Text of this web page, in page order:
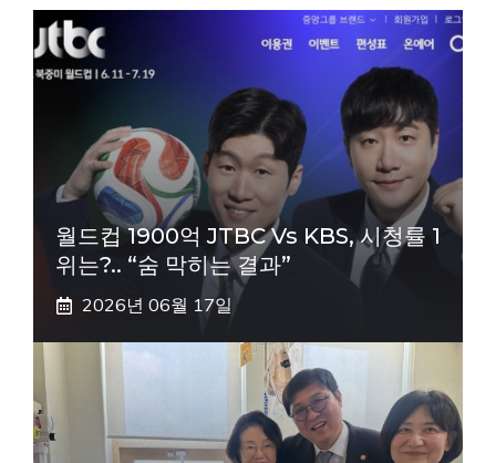
월드컵 1900억 JTBC Vs KBS, 시청률 1
위는?.. “숨 막히는 결과”
2026년 06월 17일